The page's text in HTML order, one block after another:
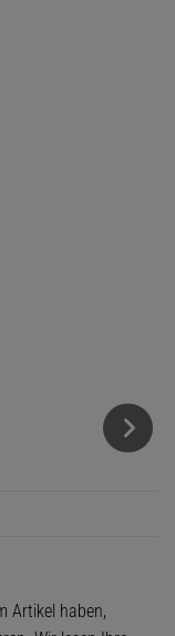
Artikel haben,